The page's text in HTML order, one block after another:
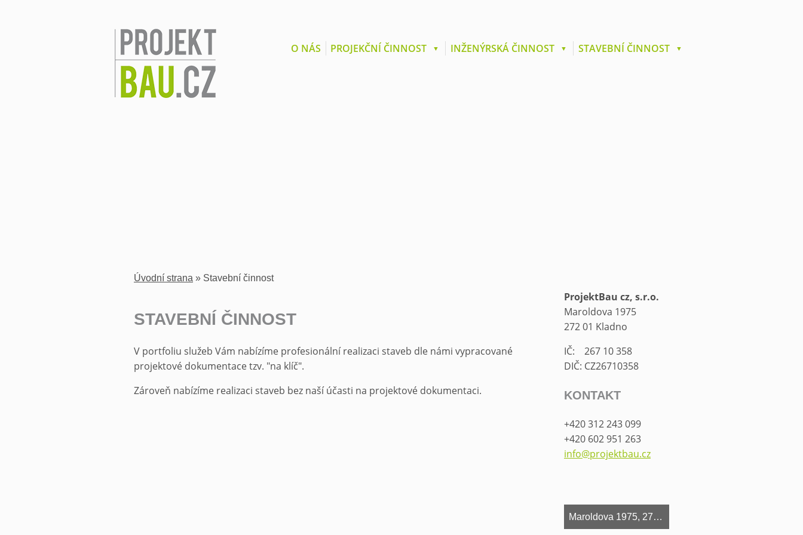
Úvodní strana » Stavební činnost
STAVEBNÍ ČINNOST
V portfoliu služeb Vám nabízíme profesionální realizaci staveb dle námi vypracované
projektové dokumentace tzv. "na klíč".
Zároveň nabízíme realizaci staveb bez naší účasti na projektové dokumentaci.
ProjektBau cz, s.r.o.
Maroldova 1975
272 01 Kladno
IČ: 267 10 358
DIČ: CZ26710358
KONTAKT
+420 312 243 099
​+420 602 951 263
info@projektbau.cz
Maroldova 1975, 272 01 Kladno, Česká republika
O NÁS PROJEKČNÍ ČINNOST INŽENÝRSKÁ ČINNOST STAVEBNÍ ČINNOST